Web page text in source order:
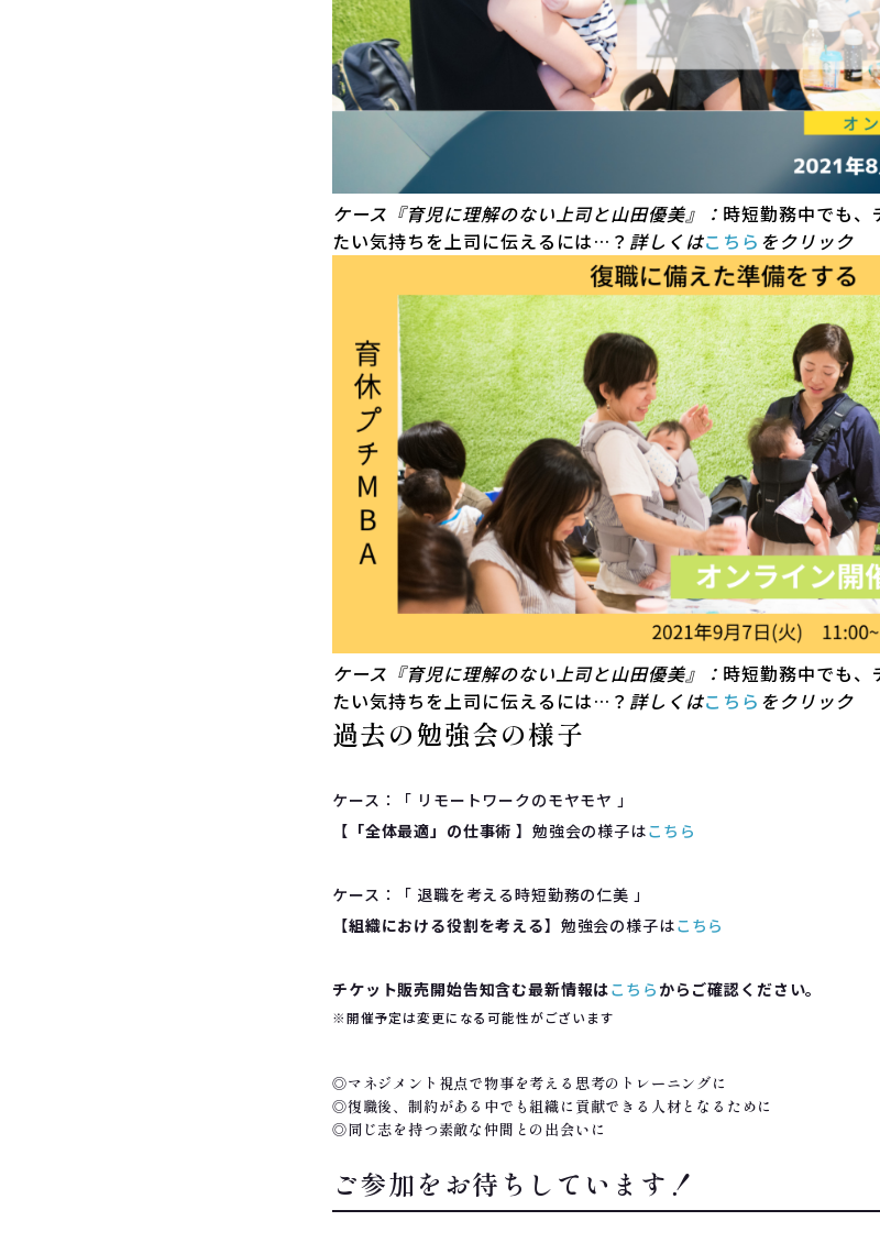
ケース『育児に理解のない上司と山田優美』： 時短勤務中でも、
たい気持ちを上司に伝えるには…？ 詳しくはこちら をクリック
ケース『育児に理解のない上司と山田優美』： 時短勤務中でも、
たい気持ちを上司に伝えるには…？ 詳しくはこちら をクリック
過去の勉強会の様子
ケース：「 リモートワークのモヤモヤ 」
【 「全体最適」の仕事術】勉強会の様子はこちら
ケース：「 退職を考える時短勤務の仁美 」
【組織における役割を考える】勉強会の様子はこちら
チケット販売開始告知含む最新情報はこちら からご確認ください。
※開催予定は変更になる可能性がございます
◎マネジメント視点で物事を考える思考のトレーニングに
◎復職後、制約がある中でも組織に貢献できる人材となるために
◎同じ志を持つ素敵な仲間との出会いに
ご参加をお待ちしています！